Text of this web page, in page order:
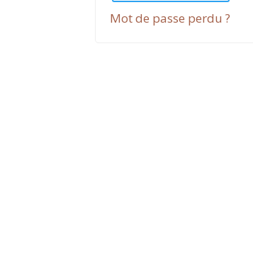
Mot de passe perdu ?